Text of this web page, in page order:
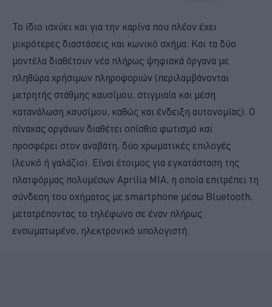
Το ίδιο ισχύει και για την καρίνα που πλέον έχει
μικρότερες διαστάσεις και κωνικό σχήμα. Και τα δύο
μοντέλα διαθέτουν νέα πλήρως ψηφιακά όργανα με
πληθώρα χρήσιμων πληροφοριών (περιλαμβάνονται
μετρητής στάθμης καυσίμου, στιγμιαία και μέση
κατανάλωση καυσίμου, καθώς και ένδειξη αυτονομίας). Ο
πίνακας οργάνων διαθέτει οπίσθιο φωτισμό και
προσφέρει στον αναβάτη, δύο χρωματικές επιλογές
(λευκό ή γαλάζιο). Είναι έτοιμος για εγκατάσταση της
πλατφόρμας πολυμέσων Aprilia MIA, η οποία επιτρέπει τη
σύνδεση του οχήματος με smartphone μέσω Bluetooth,
μετατρέποντας το τηλέφωνο σε έναν πλήρως
ενσωματωμένο, ηλεκτρονικό υπολογιστή.